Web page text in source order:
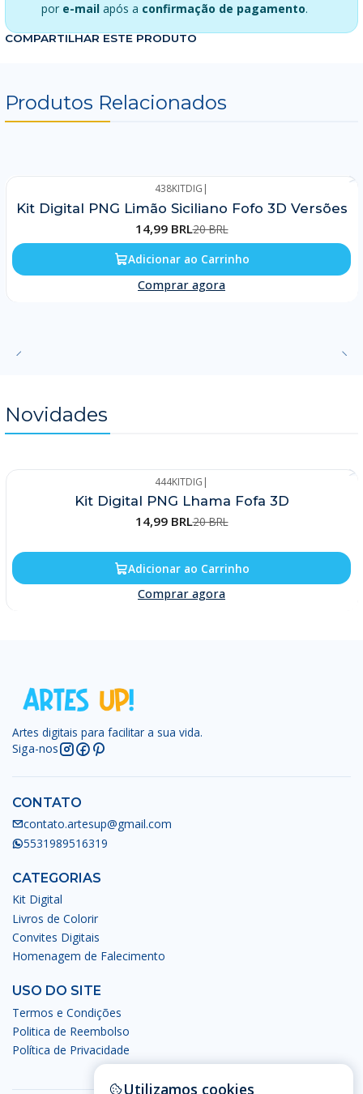
por e-mail após a confirmação de pagamento.
COMPARTILHAR ESTE PRODUTO
Produtos Relacionados
438KITDIG |
Kit Digital PNG Limão Siciliano Fofo 3D Versões
14,99 BRL20 BRL
Adicionar ao Carrinho
Comprar agora
Novidades
444KITDIG |
Kit Digital PNG Lhama Fofa 3D
14,99 BRL20 BRL
Adicionar ao Carrinho
Comprar agora
Artes digitais para facilitar a sua vida.
Siga-nos
CONTATO
contato.artesup@gmail.com
5531989516319
CATEGORIAS
Kit Digital
Livros de Colorir
Convites Digitais
Homenagem de Falecimento
USO DO SITE
Termos e Condições
Politica de Reembolso
Política de Privacidade
Utilizamos cookies